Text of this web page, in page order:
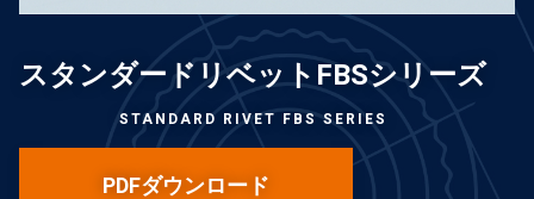
スタンダードリベットFBSシリーズ
STANDARD RIVET FBS SERIES
PDFダウンロード